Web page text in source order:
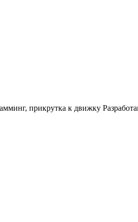
прикрутка к движку